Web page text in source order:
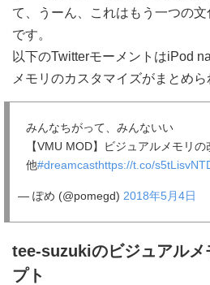
て、うーん、これはもう一つの
です。
以下のTwitterモーメントはiPod
メモリのカスタマイズがまとめら
みんなちがって、みんないい
【VMU MOD】ビジュアルメモリ
他#dreamcasthttps://t.co/
— ぽめ (@pomegd) 2018年5月4日
tee-suzukiのビジュアルメ
プト